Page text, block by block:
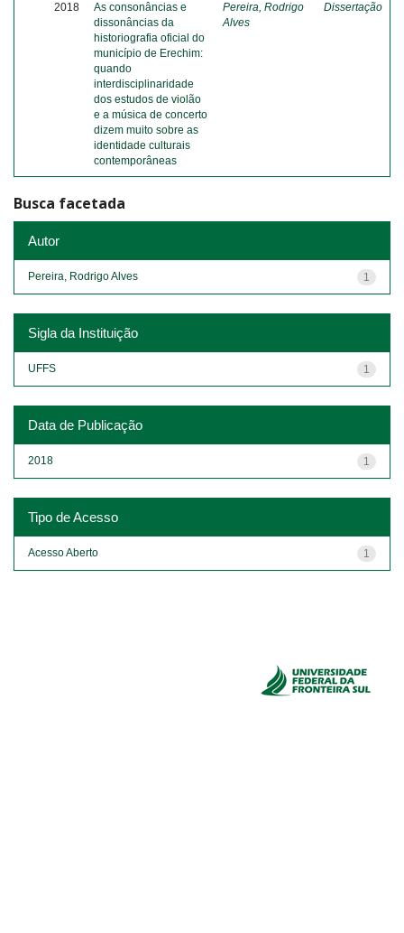
2018
As consonâncias e
dissonâncias da
historiografia oficial do
município de Erechim:
quando
interdisciplinaridade
dos estudos de violão
e a música de concerto
dizem muito sobre as
identidade culturais
contemporâneas
Pereira, Rodrigo
Alves
Dissertação
Busca facetada
Autor
1
Pereira, Rodrigo Alves
Sigla da Instituição
1
UFFS
Data de Publicação
1
2018
Tipo de Acesso
1
Acesso Aberto